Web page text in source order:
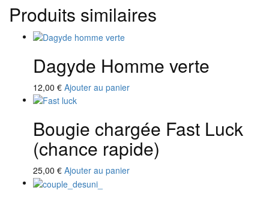
Produits similaires
Dagyde Homme verte
12,00 € Ajouter au panier
Bougie chargée Fast Luck
(chance rapide)
25,00 € Ajouter au panier